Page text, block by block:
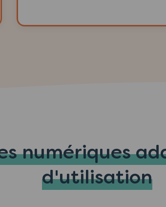
numériques
d'utilisation